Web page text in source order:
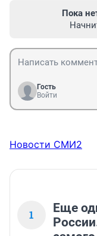
Пока
Гость
Войти
Новости СМИ2
1
Еще